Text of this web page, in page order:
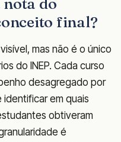
final?
mas não é o único
do INEP. Cada curso
desagregado por
em quais
obtiveram
é